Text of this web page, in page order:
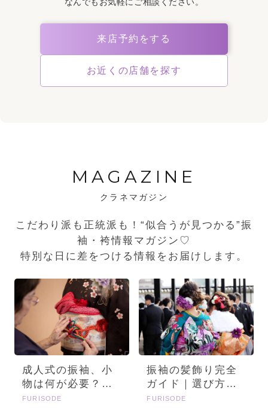
来店予約をする
お近くの店舗を探す
MAGAZINE
クラネマガジン
こだわり派も正統派も！“似合うが見つかる”振
袖・袴情報マガジン♡
特別な日に差をつける情報をお届けします。
成人式の振袖、小
物は何が必要？画
像とセットで詳し
FURISODE
振袖の髪飾り完全
ガイド｜選び方・
種類・トレンドを
FURISODE